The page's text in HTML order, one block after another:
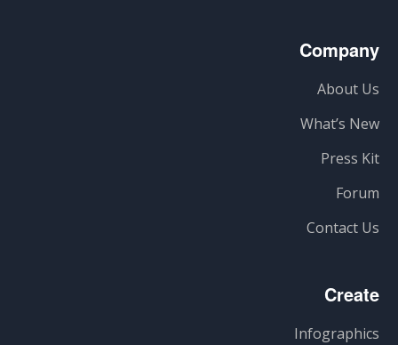
Company
About Us
What’s New
Press Kit
Forum
Contact Us
Create
Infographics